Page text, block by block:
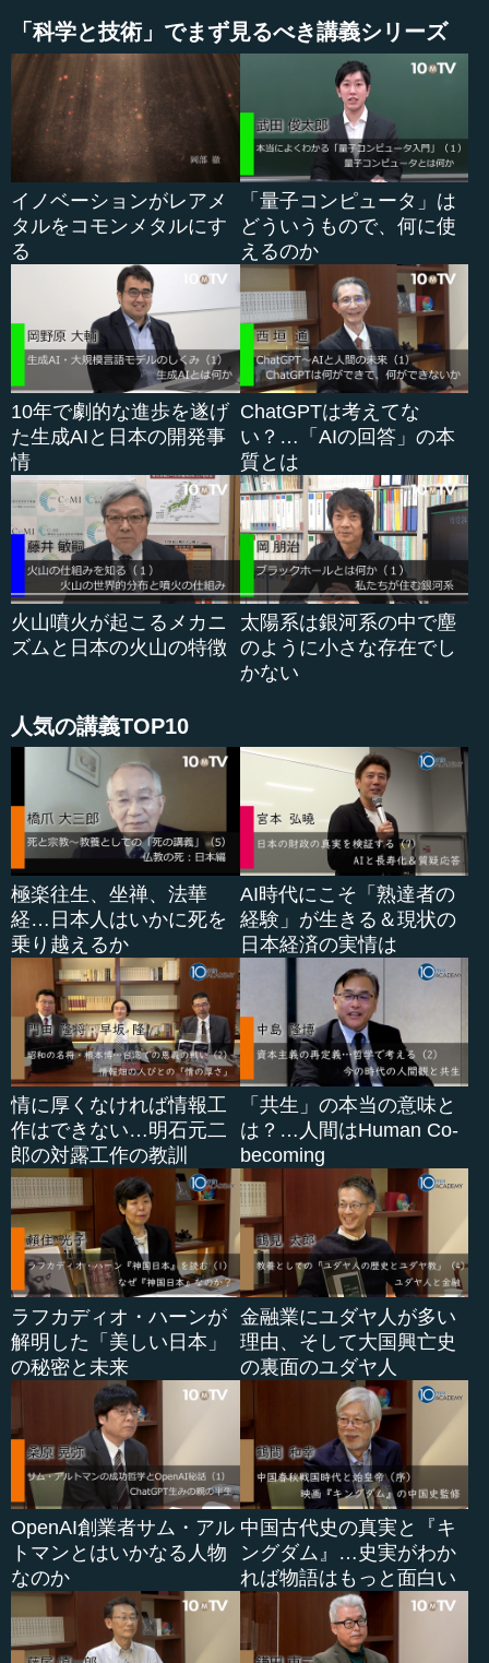
火山灰がある状態でも、車が通るとそれらがすぐに舞い上
がり、周りがほとんど何も見えなくなることも起こりま
す。
積もるという点では雪と似ていますが、雪と違うのは、
いったん降り積もったら、溶けることはないということで
す。人力で除けない限り決してなくならなりません。その
ため、鉄道などに降り積もったものも全て除去しないと、
動かせません。
この写真を見ると分かりますが、火山灰が降っている最
中は、その真下が真っ暗になります。それに対して、火山
灰が降っていないところは、非常に明るいということが分
かります...
「科学と技術」でまず見るべき講義シリーズ
イノベーションがレアメ
タルをコモンメタルにす
る
「量子コンピュータ」は
どういうもので、何に使
えるのか
10年で劇的な進歩を遂げ
た生成AIと日本の開発事
情
ChatGPTは考えてな
い？…「AIの回答」の本
質とは
火山噴火が起こるメカニ
ズムと日本の火山の特徴
太陽系は銀河系の中で塵
のように小さな存在でし
かない
人気の講義TOP10
極楽往生、坐禅、法華
経…日本人はいかに死を
乗り越えるか
AI時代にこそ「熟達者の
経験」が生きる＆現状の
日本経済の実情は
情に厚くなければ情報工
作はできない…明石元二
郎の対露工作の教訓
「共生」の本当の意味と
は？…人間はHuman Co-
becoming
ラフカディオ・ハーンが
解明した「美しい日本」
の秘密と未来
金融業にユダヤ人が多い
理由、そして大国興亡史
の裏面のユダヤ人
OpenAI創業者サム・アル
トマンとはいかなる人物
なのか
中国古代史の真実と『キ
ングダム』…史実がわか
れば物語はもっと面白い